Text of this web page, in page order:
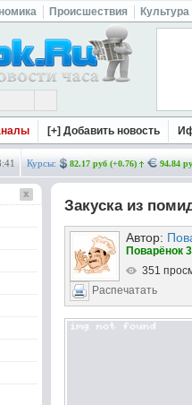
Происшествия Культура
[+] Добавить новость
:41 Курсы: 82.17 руб (+0.76) 94.84
Закуска из
Автор:
Поварёнок
351
Распечатать